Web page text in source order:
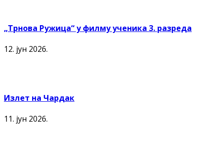
„Трнова Ружица“ у филму ученика 3. разреда
12. јун 2026.
Излет на Чардак
11. јун 2026.